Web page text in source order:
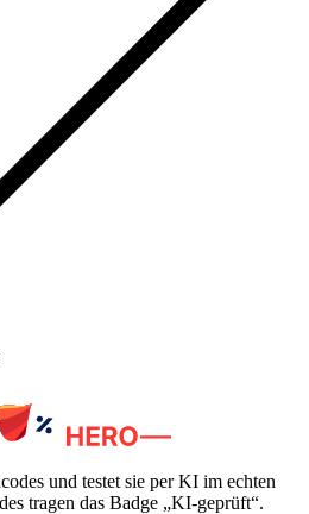
und testet sie per KI im echten
tragen das Badge „KI-geprüft“.